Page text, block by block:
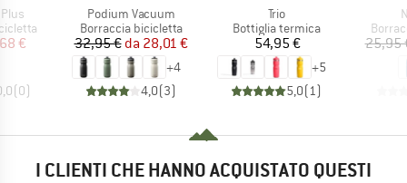
ridotto
€
(0)
Articolo
Podium Vacuum
Gruppo di prodotti
Borraccia bicicletta
Prezzo
32,95 € Prezzo ridotto
da 28,01 €
+4
4,0(3)
Articolo
Trio
Gruppo di prodotti
Bottiglia termica
Prezzo
54,95 €
+5
5,0( 1)
25,95
I CLIENTI CHE HANNO ACQUISTATO QUESTI